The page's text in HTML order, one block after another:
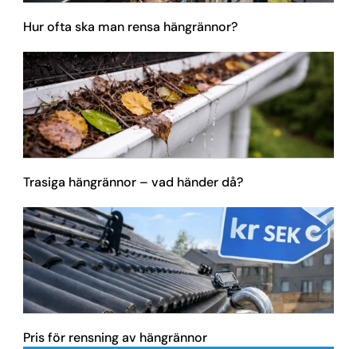
Hur ofta ska man rensa hängrännor?
Trasiga hängrännor – vad händer då?
Pris för rensning av hängrännor